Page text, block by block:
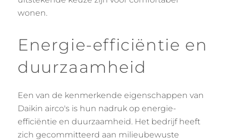
wonen.
Energie-efficiëntie en
duurzaamheid
Een van de kenmerkende eigenschappen van
Daikin airco's is hun nadruk op energie-
efficiëntie en duurzaamheid. Het bedrijf heeft
zich gecommitteerd aan milieubewuste